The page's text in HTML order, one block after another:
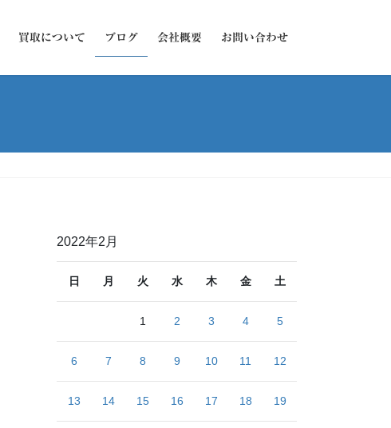
買取について ブログ 会社概要 お問い合わせ
2022年2月
日 月 火 水 木 金 土
1 2 3 4 5
6 7 8 9 10 11 12
13 14 15 16 17 18 19